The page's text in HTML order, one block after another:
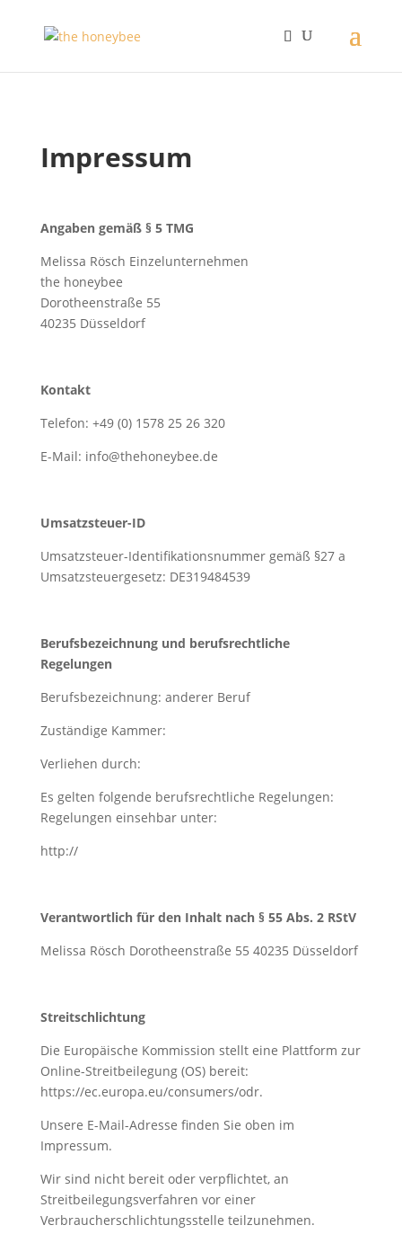
Impressum
Angaben gemäß § 5 TMG
Melissa Rösch Einzelunternehmen
the honeybee
Dorotheenstraße 55
40235 Düsseldorf
Kontakt
Telefon: +49 (0) 1578 25 26 320
E-Mail: info@thehoneybee.de
Umsatzsteuer-ID
Umsatzsteuer-Identifikationsnummer gemäß §27 a
Umsatzsteuergesetz: DE319484539
Berufsbezeichnung und berufsrechtliche
Regelungen
Berufsbezeichnung: anderer Beruf
Zuständige Kammer:
Verliehen durch:
Es gelten folgende berufsrechtliche Regelungen:
Regelungen einsehbar unter:
http://
Verantwortlich für den Inhalt nach § 55 Abs. 2 RStV
Melissa Rösch Dorotheenstraße 55 40235 Düsseldorf
Streitschlichtung
Die Europäische Kommission stellt eine Plattform zur
Online-Streitbeilegung (OS) bereit:
https://ec.europa.eu/consumers/odr.
Unsere E-Mail-Adresse finden Sie oben im
Impressum.
Wir sind nicht bereit oder verpflichtet, an
Streitbeilegungsverfahren vor einer
Verbraucherschlichtungsstelle teilzunehmen.